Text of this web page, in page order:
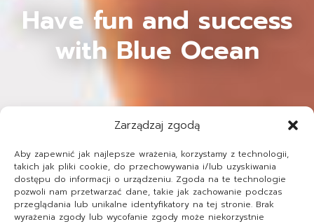
Zarządzaj zgodą
Aby zapewnić jak najlepsze wrażenia, korzystamy z technologii,
takich jak pliki cookie, do przechowywania i/lub uzyskiwania
dostępu do informacji o urządzeniu. Zgoda na te technologie
pozwoli nam przetwarzać dane, takie jak zachowanie podczas
przeglądania lub unikalne identyfikatory na tej stronie. Brak
wyrażenia zgody lub wycofanie zgody może niekorzystnie
Have fun and success
with Blue Ocean